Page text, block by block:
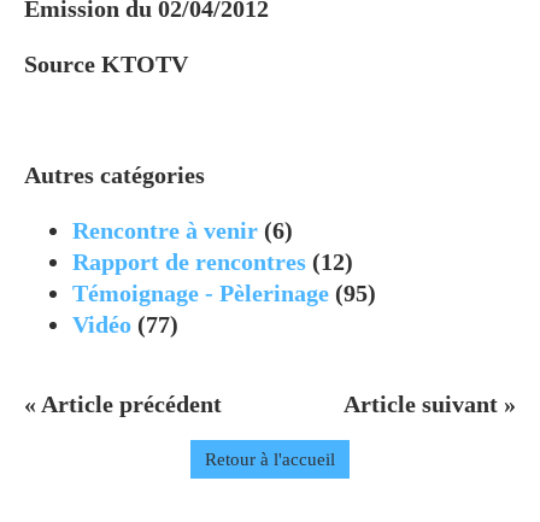
Emission du 02/04/2012
Source KTOTV
Autres catégories
Rencontre à venir (6)
Rapport de rencontres (12)
Témoignage - Pèlerinage (95)
Vidéo (77)
« Article précédent Article suivant »
Retour à l'accueil